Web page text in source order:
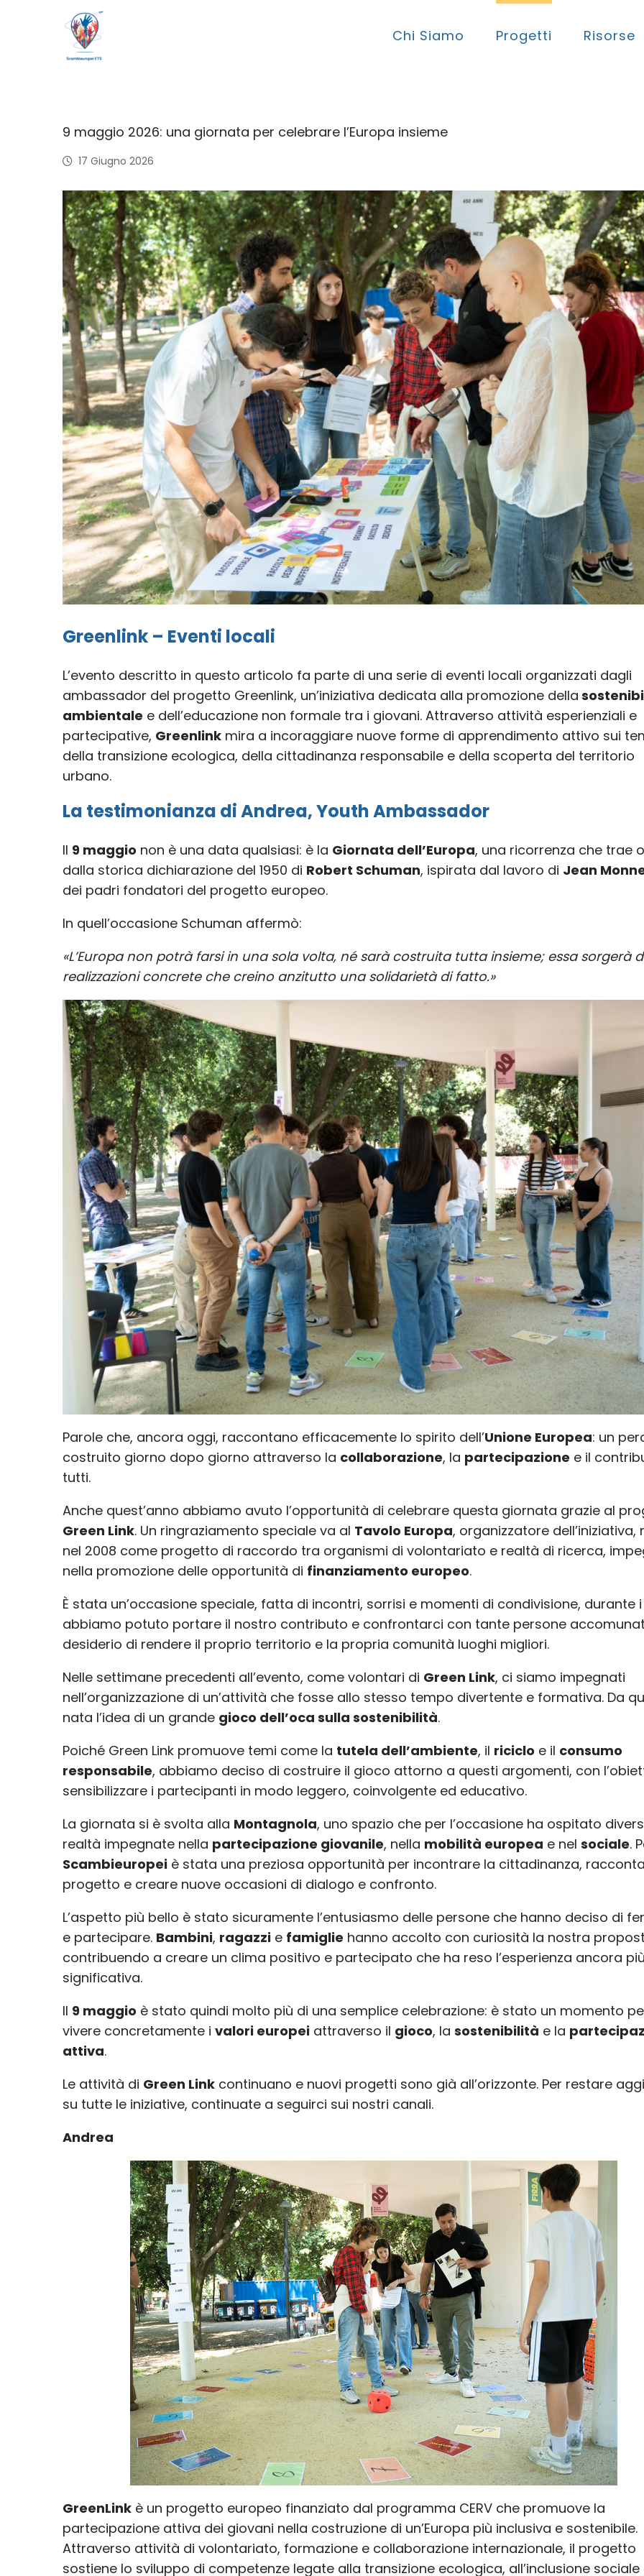
Chi Siamo Progetti Risorse
9 maggio 2026: una giornata per celebrare l’Europa insieme
17 Giugno 2026
Greenlink – Eventi locali
L’evento descritto in questo articolo fa parte di una serie di eventi locali organizzati dagli
ambassador del progetto Greenlink, un’iniziativa dedicata alla promozione della
ambientale e dell’educazione non formale tra i giovani. Attraverso attività esperienziali e
partecipative, Greenlink mira a incoraggiare nuove forme di apprendimento attivo sui
della transizione ecologica, della cittadinanza responsabile e della scoperta del territorio
urbano.
La testimonianza di Andrea, Youth Ambassador
Il 9 maggio non è una data qualsiasi: è la Giornata dell’Europa, una ricorrenza che trae
dalla storica dichiarazione del 1950 di Robert Schuman, ispirata dal lavoro di Jean
dei padri fondatori del progetto europeo.
In quell’occasione Schuman affermò:
«L’Europa non potrà farsi in una sola volta, né sarà costruita tutta insieme; essa sorgerà
realizzazioni concrete che creino anzitutto una solidarietà di fatto.»
Parole che, ancora oggi, raccontano efficacemente lo spirito dell’Unione Europea: un
costruito giorno dopo giorno attraverso la collaborazione, la partecipazione e il
tutti.
Anche quest’anno abbiamo avuto l’opportunità di celebrare questa giornata grazie al
Green Link. Un ringraziamento speciale va al Tavolo Europa, organizzatore dell’iniziativa,
nel 2008 come progetto di raccordo tra organismi di volontariato e realtà di ricerca,
nella promozione delle opportunità di finanziamento europeo.
È stata un’occasione speciale, fatta di incontri, sorrisi e momenti di condivisione, durante
abbiamo potuto portare il nostro contributo e confrontarci con tante persone
desiderio di rendere il proprio territorio e la propria comunità luoghi migliori.
Nelle settimane precedenti all’evento, come volontari di Green Link, ci siamo impegnati
nell’organizzazione di un’attività che fosse allo stesso tempo divertente e formativa. Da
nata l’idea di un grande gioco dell’oca sulla sostenibilità.
Poiché Green Link promuove temi come la tutela dell’ambiente, il riciclo e il consumo
responsabile, abbiamo deciso di costruire il gioco attorno a questi argomenti, con
sensibilizzare i partecipanti in modo leggero, coinvolgente ed educativo.
La giornata si è svolta alla Montagnola, uno spazio che per l’occasione ha ospitato
realtà impegnate nella partecipazione giovanile, nella mobilità europea e nel sociale.
Scambieuropei è stata una preziosa opportunità per incontrare la cittadinanza,
progetto e creare nuove occasioni di dialogo e confronto.
L’aspetto più bello è stato sicuramente l’entusiasmo delle persone che hanno deciso di
e partecipare. Bambini, ragazzi e famiglie hanno accolto con curiosità la nostra
contribuendo a creare un clima positivo e partecipato che ha reso l’esperienza ancora più
significativa.
Il 9 maggio è stato quindi molto più di una semplice celebrazione: è stato un momento
vivere concretamente i valori europei attraverso il gioco, la sostenibilità e la
attiva.
Le attività di Green Link continuano e nuovi progetti sono già all’orizzonte. Per restare
su tutte le iniziative, continuate a seguirci sui nostri canali.
Andrea
GreenLink è un progetto europeo finanziato dal programma CERV che promuove la
partecipazione attiva dei giovani nella costruzione di un’Europa più inclusiva e sostenibile.
Attraverso attività di volontariato, formazione e collaborazione internazionale, il progetto
sostiene lo sviluppo di competenze legate alla transizione ecologica, all’inclusione sociale